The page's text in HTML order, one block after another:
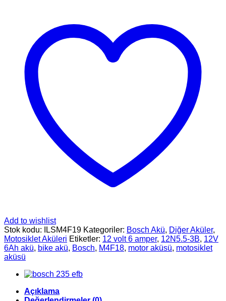
Add to wishlist
Stok kodu:
ILSM4F19 Kategoriler: Bosch Akü, Diğer Aküler,
Motosiklet Aküleri Etiketler: 12 volt 6 amper, 12N5.5-3B, 12V
6Ah akü, bike akü, Bosch, M4F18, motor aküsü, motosiklet
aküsü
Açıklama